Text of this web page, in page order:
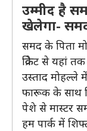
उम्मीद है
खेलेगा-
समद के पिता
क्रिकेट से यहां
उस्ताद मोहल्ले
फारूक के साथ
पेशे से मास्टर
हम पार्क में